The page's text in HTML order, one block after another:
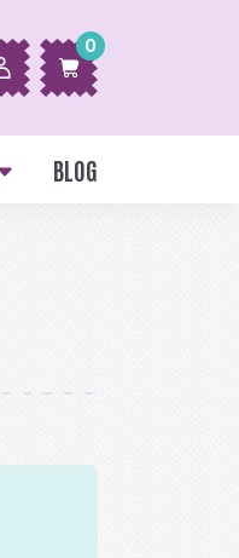
0
BLOG